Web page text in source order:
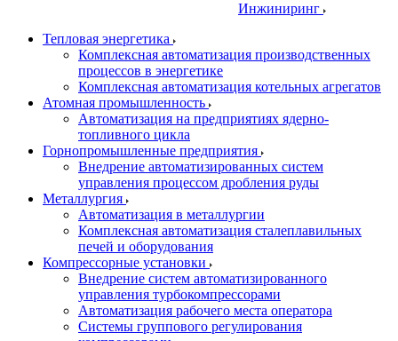
Инжиниринг
Тепловая энергетика
Комплексная автоматизация производственных
процессов в энергетике
Комплексная автоматизация котельных агрегатов
Атомная промышленность
Автоматизация на предприятиях ядерно-
топливного цикла
Горнопромышленные предприятия
Внедрение автоматизированных систем
управления процессом дробления руды
Металлургия
Автоматизация в металлургии
Комплексная автоматизация сталеплавильных
печей и оборудования
Компрессорные установки
Внедрение систем автоматизированного
управления турбокомпрессорами
Автоматизация рабочего места оператора
Системы группового регулирования